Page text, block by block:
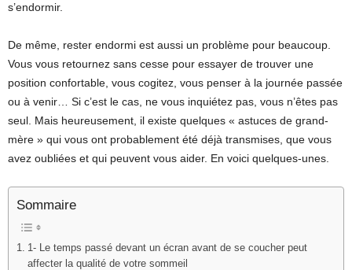
s’endormir.
De même, rester endormi est aussi un problème pour beaucoup.
Vous vous retournez sans cesse pour essayer de trouver une
position confortable, vous cogitez, vous penser à la journée passée
ou à venir… Si c’est le cas, ne vous inquiétez pas, vous n’êtes pas
seul. Mais heureusement, il existe quelques « astuces de grand-
mère » qui vous ont probablement été déjà transmises, que vous
avez oubliées et qui peuvent vous aider. En voici quelques-unes.
Sommaire
1- Le temps passé devant un écran avant de se coucher peut
affecter la qualité de votre sommeil